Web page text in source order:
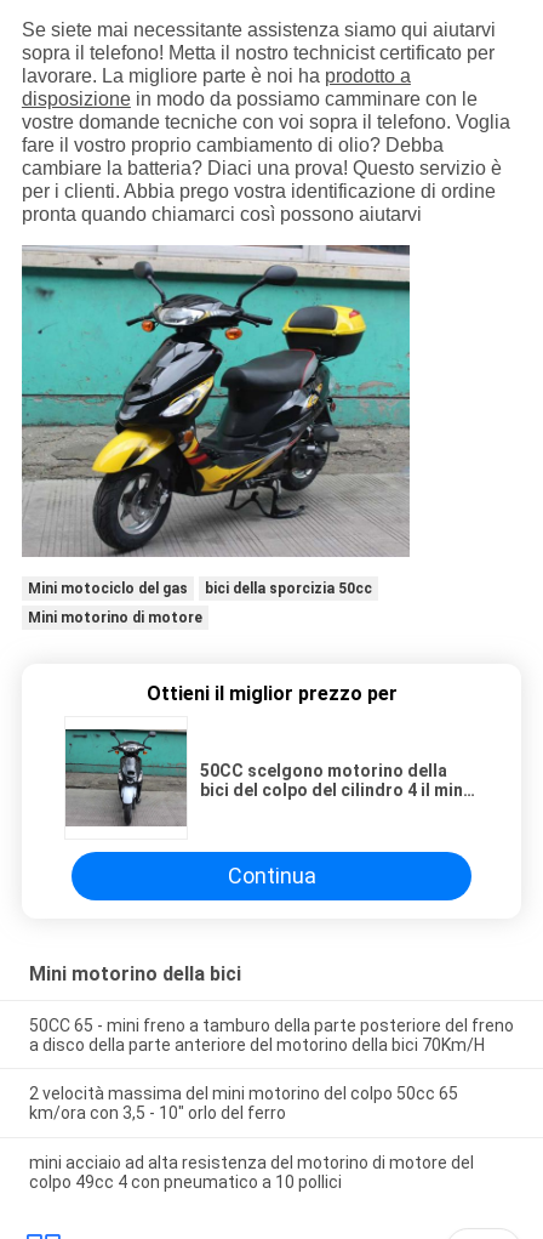
Se siete mai necessitante assistenza siamo qui aiutarvi
sopra il telefono! Metta il nostro technicist certificato per
lavorare. La migliore parte è noi ha prodotto a
disposizionein modo da possiamo camminare con le
vostre domande tecniche con voi sopra il telefono. Voglia
fare il vostro proprio cambiamento di olio? Debba
cambiare la batteria? Diaci una prova! Questo servizio è
per i clienti. Abbia prego vostra identificazione di ordine
pronta quando chiamarci così possono aiutarvi
Mini motociclo del gas
bici della sporcizia 50cc
Mini motorino di motore
Ottieni il miglior prezzo per
50CC scelgono motorino della
bici del colpo del cilindro 4 il mini
Continua
Mini motorino della bici
50CC 65 - mini freno a tamburo della parte posteriore del freno
a disco della parte anteriore del motorino della bici 70Km/H
2 velocità massima del mini motorino del colpo 50cc 65
km/ora con 3,5 - 10" orlo del ferro
mini acciaio ad alta resistenza del motorino di motore del
colpo 49cc 4 con pneumatico a 10 pollici